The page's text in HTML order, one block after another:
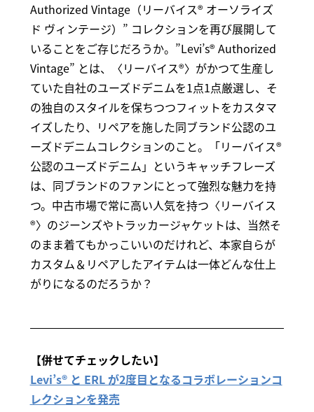
Authorized Vintage（リーバイス® オーソライズ
ド ヴィンテージ）” コレクションを再び展開して
いることをご存じだろうか。”Levi’s® Authorized
Vintage” とは、〈リーバイス®〉がかつて生産し
ていた自社のユーズドデニムを1点1点厳選し、そ
の独自のスタイルを保ちつつフィットをカスタマ
イズしたり、リペアを施した同ブランド公認のユ
ーズドデニムコレクションのこと。「リーバイス®
公認のユーズドデニム」というキャッチフレーズ
は、同ブランドのファンにとって強烈な魅力を持
つ。中古市場で常に高い人気を持つ〈リーバイス
®〉のジーンズやトラッカージャケットは、当然そ
のまま着てもかっこいいのだけれど、本家自らが
カスタム＆リペアしたアイテムは一体どんな仕上
がりになるのだろうか？
【併せてチェックしたい】
Levi’s® と ERL が2度目となるコラボレーションコ
レクションを発売